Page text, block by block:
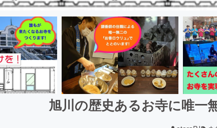
旭川の歴史あるお寺に唯一